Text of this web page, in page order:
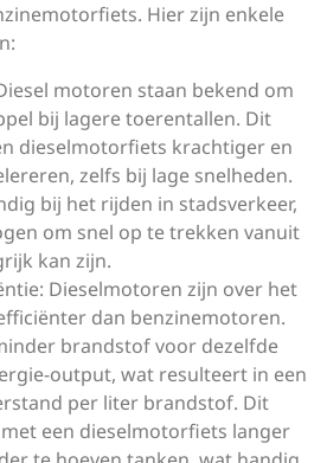
Hier zijn enkele
motoren staan bekend om
bij lagere toerentallen. Dit
dieselmotorfiets krachtiger en
zelfs bij lage snelheden.
bij het rijden in stadsverkeer,
om snel op te trekken vanuit
kan zijn.
Dieselmotoren zijn over het
dan benzinemotoren.
brandstof voor dezelfde
output, wat resulteert in een
per liter brandstof. Dit
een dieselmotorfiets langer